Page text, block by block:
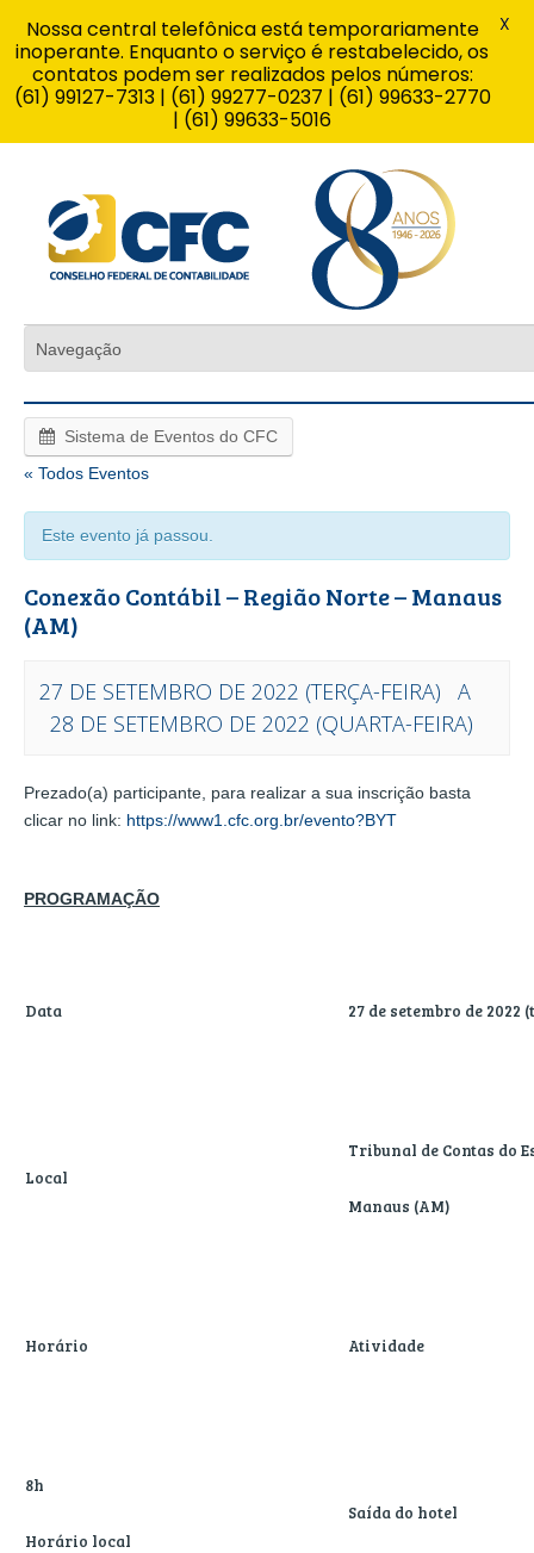
Sistema de Eventos do CFC
« Todos Eventos
Este evento já passou.
Conexão Contábil – Região Norte – Manaus
(AM)
27 DE SETEMBRO DE 2022 (TERÇA-FEIRA)
A
28 DE SETEMBRO DE 2022 (QUARTA-FEIRA)
EVENTO
NAVEGAÇÃO
Prezado(a) participante, para realizar a sua inscrição basta
clicar no link: https://www1.cfc.org.br/evento?BYT
PROGRAMAÇÃO
Data 27 de setembro de
Local
Tribunal de Contas do
Manaus (AM)
Horário Atividade
8h
Horário local
Saída do hotel
Nossa central telefônica está temporariamente
inoperante. Enquanto o serviço é restabelecido, os
contatos podem ser realizados pelos números:
(61) 99127-7313 | (61) 99277-0237 | (61) 99633-2770
| (61) 99633-5016
X